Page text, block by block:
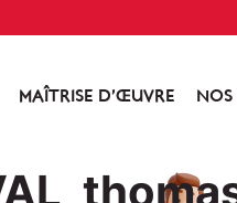
MAÎTRISE D’ŒUVRE NOS